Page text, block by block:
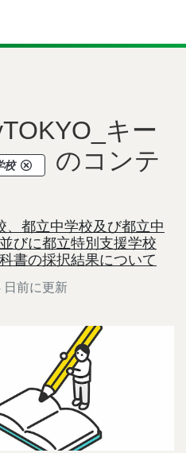
キー
校
のコンテ
、都立中学校及び都立中
びに都立特別支援学校
書の採択結果について
日前に更新